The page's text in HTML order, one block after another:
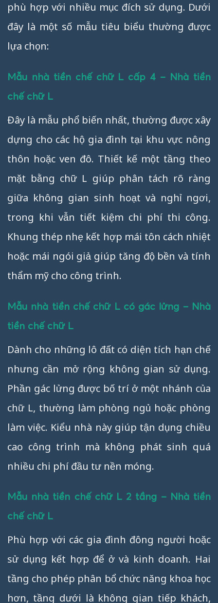
phù hợp với nhiều mục đích sử dụng. Dưới
đây là một số mẫu tiêu biểu thường được
lựa chọn:
Mẫu nhà tiền chế chữ L cấp 4 – Nhà tiền
chế chữ L
Đây là mẫu phổ biến nhất, thường được xây
dựng cho các hộ gia đình tại khu vực nông
thôn hoặc ven đô. Thiết kế một tầng theo
mặt bằng chữ L giúp phân tách rõ ràng
giữa không gian sinh hoạt và nghỉ ngơi,
trong khi vẫn tiết kiệm chi phí thi công.
Khung thép nhẹ kết hợp mái tôn cách nhiệt
hoặc mái ngói giả giúp tăng độ bền và tính
thẩm mỹ cho công trình.
Mẫu nhà tiền chế chữ L có gác lửng – Nhà
tiền chế chữ L
Dành cho những lô đất có diện tích hạn chế
nhưng cần mở rộng không gian sử dụng.
Phần gác lửng được bố trí ở một nhánh của
chữ L, thường làm phòng ngủ hoặc phòng
làm việc. Kiểu nhà này giúp tận dụng chiều
cao công trình mà không phát sinh quá
nhiều chi phí đầu tư nền móng.
Mẫu nhà tiền chế chữ L 2 tầng – Nhà tiền
chế chữ L
Phù hợp với các gia đình đông người hoặc
sử dụng kết hợp để ở và kinh doanh. Hai
tầng cho phép phân bổ chức năng khoa học
hơn, tầng dưới là không gian tiếp khách,